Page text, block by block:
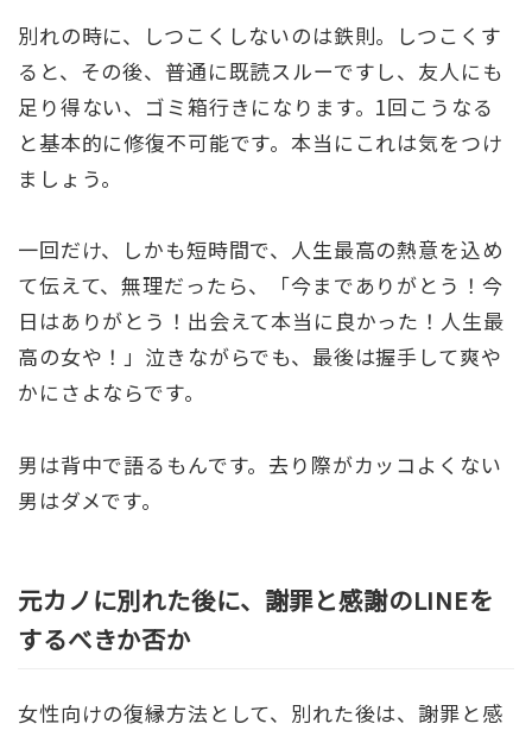
別れの時に、しつこくしないのは鉄則。しつこくす
ると、その後、普通に既読スルーですし、友人にも
足り得ない、ゴミ箱行きになります。1回こうなる
と基本的に修復不可能です。本当にこれは気をつけ
ましょう。
一回だけ、しかも短時間で、人生最高の熱意を込め
て伝えて、無理だったら、「今までありがとう！今
日はありがとう！出会えて本当に良かった！人生最
高の女や！」泣きながらでも、最後は握手して爽や
かにさよならです。
男は背中で語るもんです。去り際がカッコよくない
男はダメです。
元カノに別れた後に、謝罪と感謝のLINEを
するべきか否か
女性向けの復縁方法として、別れた後は、謝罪と感